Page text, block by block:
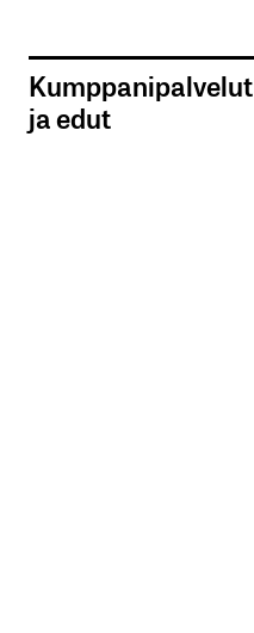
Kumppanipalvelut
ja edut